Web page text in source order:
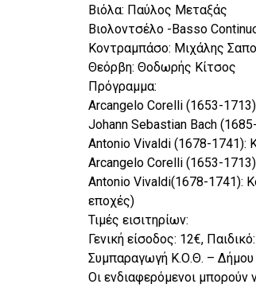
Βιόλα: Παύλος Μεταξάς
Βιολοντσέλο -Basso
Κοντραμπάσο: Μιχάλης
Θεόρβη: Θοδωρής Κίτσος
Πρόγραμμα:
Arcangelo Corelli‎‎ (1653-
Johann Sebastian Bach
Antonio Vivaldi (1678-1741):
Arcangelo Corelli (1653-
Antonio Vivaldi(1678-1741):
εποχές)
Τιμές εισιτηρίων:
Γενική είσοδος: 12€,
Συμπαραγωγή Κ.Ο.Θ. –
Οι ενδιαφερόμενοι μπορούν